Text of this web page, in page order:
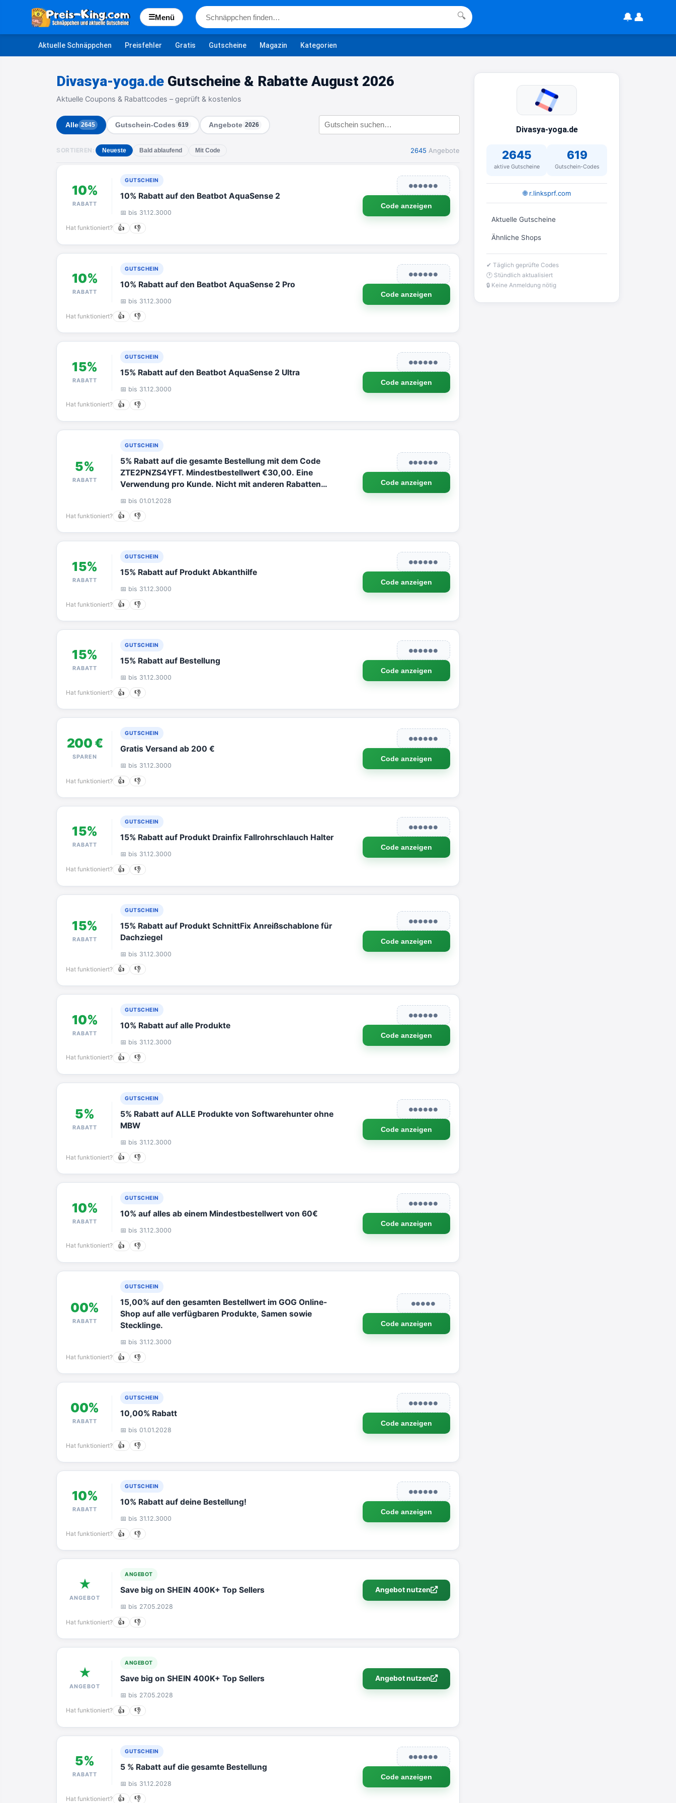
☰Menü 🔍 🔔👤
Aktuelle Schnäppchen Preisfehler Gratis Gutscheine Magazin Kategorien
Divasya-yoga.de Gutscheine & Rabatte August 2026
Aktuelle Coupons & Rabattcodes – geprüft & kostenlos
Alle 2645 Gutschein-Codes 619 Angebote 2026
SORTIEREN: Neueste Bald ablaufend Mit Code 2645 Angebote
10%
RABATT
GUTSCHEIN
10% Rabatt auf den Beatbot AquaSense 2
📅 bis 31.12.3000
●●●●●●
Code anzeigen
Hat funktioniert? 👍 👎
10%
RABATT
GUTSCHEIN
10% Rabatt auf den Beatbot AquaSense 2 Pro
📅 bis 31.12.3000
●●●●●●
Code anzeigen
Hat funktioniert? 👍 👎
15%
RABATT
GUTSCHEIN
15% Rabatt auf den Beatbot AquaSense 2 Ultra
📅 bis 31.12.3000
●●●●●●
Code anzeigen
Hat funktioniert? 👍 👎
5%
RABATT
GUTSCHEIN
5% Rabatt auf die gesamte Bestellung mit dem Code
ZTE2PNZS4YFT. Mindestbestellwert €30,00. Eine
Verwendung pro Kunde. Nicht mit anderen Rabatten
📅 bis 01.01.2028
●●●●●●
Code anzeigen
Hat funktioniert? 👍 👎
15%
RABATT
GUTSCHEIN
15% Rabatt auf Produkt Abkanthilfe
📅 bis 31.12.3000
●●●●●●
Code anzeigen
Hat funktioniert? 👍 👎
15%
RABATT
GUTSCHEIN
15% Rabatt auf Bestellung
📅 bis 31.12.3000
●●●●●●
Code anzeigen
Hat funktioniert? 👍 👎
200 €
SPAREN
GUTSCHEIN
Gratis Versand ab 200 €
📅 bis 31.12.3000
●●●●●●
Code anzeigen
Hat funktioniert? 👍 👎
15%
RABATT
GUTSCHEIN
15% Rabatt auf Produkt Drainfix Fallrohrschlauch Halter
📅 bis 31.12.3000
●●●●●●
Code anzeigen
Hat funktioniert? 👍 👎
15%
RABATT
GUTSCHEIN
15% Rabatt auf Produkt SchnittFix Anreißschablone für
Dachziegel
📅 bis 31.12.3000
●●●●●●
Code anzeigen
Hat funktioniert? 👍 👎
10%
RABATT
GUTSCHEIN
10% Rabatt auf alle Produkte
📅 bis 31.12.3000
●●●●●●
Code anzeigen
Hat funktioniert? 👍 👎
5%
RABATT
GUTSCHEIN
5% Rabatt auf ALLE Produkte von Softwarehunter ohne
MBW
📅 bis 31.12.3000
●●●●●●
Code anzeigen
Hat funktioniert? 👍 👎
10%
RABATT
GUTSCHEIN
10% auf alles ab einem Mindestbestellwert von 60€
📅 bis 31.12.3000
●●●●●●
Code anzeigen
Hat funktioniert? 👍 👎
00%
RABATT
GUTSCHEIN
15,00% auf den gesamten Bestellwert im GOG Online-
Shop auf alle verfügbaren Produkte, Samen sowie
Stecklinge.
📅 bis 31.12.3000
●●●●●
Code anzeigen
Hat funktioniert? 👍 👎
00%
RABATT
GUTSCHEIN
10,00% Rabatt
📅 bis 01.01.2028
●●●●●●
Code anzeigen
Hat funktioniert? 👍 👎
10%
RABATT
GUTSCHEIN
10% Rabatt auf deine Bestellung!
📅 bis 31.12.3000
●●●●●●
Code anzeigen
Hat funktioniert? 👍 👎
★
ANGEBOT
ANGEBOT
Save big on SHEIN 400K+ Top Sellers
📅 bis 27.05.2028
Angebot nutzen
Hat funktioniert? 👍 👎
★
ANGEBOT
ANGEBOT
Save big on SHEIN 400K+ Top Sellers
📅 bis 27.05.2028
Angebot nutzen
Hat funktioniert? 👍 👎
5%
RABATT
GUTSCHEIN
5 % Rabatt auf die gesamte Bestellung
📅 bis 31.12.2028
●●●●●●
Code anzeigen
Hat funktioniert? 👍 👎
Divasya-yoga.de
2645
aktive Gutscheine
619
Gutschein-Codes
🌐 r.linksprf.com
Aktuelle Gutscheine
Ähnliche Shops
✔ Täglich geprüfte Codes
🕐 Stündlich aktualisiert
🔒 Keine Anmeldung nötig